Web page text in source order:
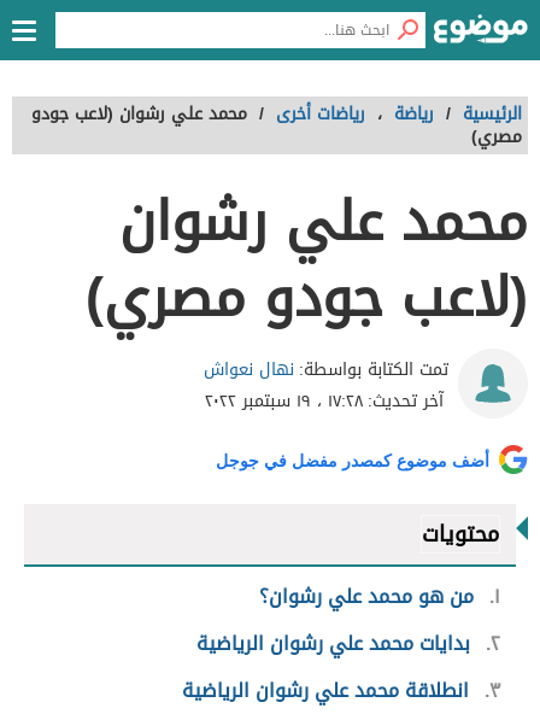
الرئيسية / رياضة ، رياضات أخرى / محمد علي رشوان (لاعب جودو
مصري)
محمد علي رشوان
(لاعب جودو مصري)
تمت الكتابة بواسطة: نهال نعواش
آخر تحديث:١٧:٢٨ ، ١٩ سبتمبر ٢٠٢٢
أضف موضوع كمصدر مفضل في جوجل
محتويات
١ من هو محمد علي رشوان؟
٢ بدايات محمد علي رشوان الرياضية
٣
انطلاقة محمد علي رشوان الرياضية